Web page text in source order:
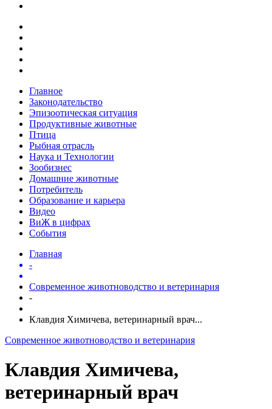
Главное
Законодательство
Эпизоотическая ситуация
Продуктивные животные
Птица
Рыбная отрасль
Наука и Технологии
Зообизнес
Домашние животные
Потребитель
Образование и карьера
Видео
ВиЖ в цифрах
События
Главная
-
Современное животноводство и ветеринария
-
Клавдия Химичева, ветеринарный врач...
Современное животноводство и ветеринария
Клавдия Химичева,
ветеринарный врач